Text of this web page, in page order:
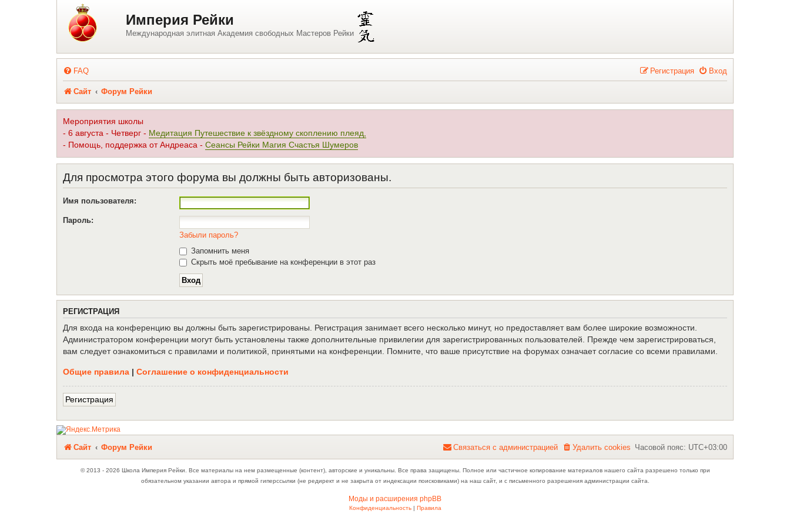
Регистрация Империя Рейки
Международная элитная Академия свободных Мастеров Рейки
FAQ Вход
Регистрация
Сайт Форум Рейки
Мероприятия школы
- 6 августа - Четверг - Медитация Путешествие к звёздному скоплению плеяд,
- Помощь, поддержка от Андреаса - Сеансы Рейки Магия Счастья Шумеров
Для просмотра этого форума вы должны быть авторизованы.
Имя пользователя:
Пароль:
Забыли пароль?
Запомнить меня
Скрыть моё пребывание на конференции в этот раз
РЕГИСТРАЦИЯ
Для входа на конференцию вы должны быть зарегистрированы. Регистрация занимает всего несколько минут, но предоставляет вам более широкие возможности.
Администратором конференции могут быть установлены также дополнительные привилегии для зарегистрированных пользователей. Прежде чем зарегистрироваться,
вам следует ознакомиться с правилами и политикой, принятыми на конференции. Помните, что ваше присутствие на форумах означает согласие со всеми правилами.
Общие правила | Соглашение о конфиденциальности
Регистрация
Сайт Форум Рейки Часовой пояс: UTC+03:00
Удалить cookies
Связаться с
Связаться с администрацией
© 2013 - 2026 Школа Империя Рейки. Все материалы на нем размещенные (контент), авторские и уникальны. Все права защищены. Полное или частичное копирование материалов нашего сайта разрешено только при
обязательном указании автора и прямой гиперссылки (не редирект и не закрыта от индексации поисковиками) на наш сайт, и с письменного разрешения администрации сайта.
Моды и расширения phpBB
Конфиденциальность| Правила